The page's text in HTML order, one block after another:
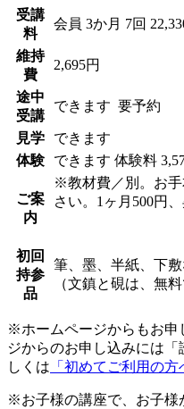
受講
料
会員 3か月 7回
維持
費
2,695円
途中
受講
できます 要予約
見学
できます
体験
できます 体験料
ご案
内
※教材費／別。お
さい。1ヶ月500円
初回
持参
品
筆、墨、半紙、下
（文鎮と硯は、無
※ホームページからもお申
ジからのお申し込みには
しくは 「初めてご利用の方
※お子様の講座で、お子様